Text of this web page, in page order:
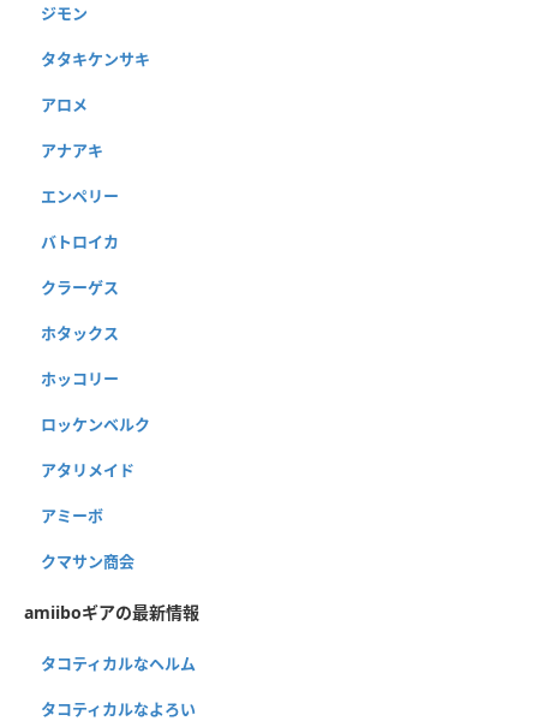
ジモン
タタキケンサキ
アロメ
アナアキ
エンペリー
バトロイカ
クラーゲス
ホタックス
ホッコリー
ロッケンベルク
アタリメイド
アミーボ
クマサン商会
amiiboギアの最新情報
タコティカルなヘルム
タコティカルなよろい